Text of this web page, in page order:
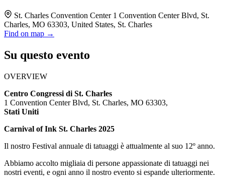
St. Charles Convention Center 1 Convention Center Blvd, St.
Charles, MO 63303, United States, St. Charles
Find on map →
Su questo evento
OVERVIEW
Centro Congressi di St. Charles
1 Convention Center Blvd, St. Charles, MO 63303,
Stati Uniti
Carnival of Ink St. Charles 2025
Il nostro Festival annuale di tatuaggi è attualmente al suo 12º anno.
Abbiamo accolto migliaia di persone appassionate di tatuaggi nei
nostri eventi, e ogni anno il nostro evento si espande ulteriormente.